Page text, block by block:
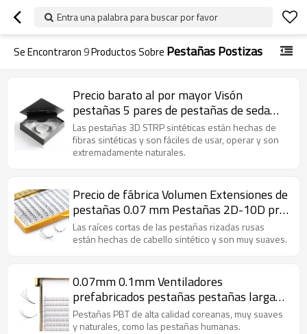
Entra una palabra para buscar por favor
Se Encontraron9Productos Sobre Pestañas Postizas
Precio barato al por mayor Visón
pestañas 5 pares de pestañas de seda
premium pestañas sintéticas
Las pestañas 3D STRP sintéticas están hechas de
fibras sintéticas y son fáciles de usar, operar y son
extremadamente naturales.
Precio de fábrica Volumen Extensiones de
pestañas 0.07 mm Pestañas 2D-10D pre
ventiladas
Las raíces cortas de las pestañas rizadas rusas
están hechas de cabello sintético y son muy suaves.
0.07mm 0.1mm Ventiladores
prefabricados pestañas pestañas largas
raíces falsas pestañas muestras
Pestañas PBT de alta calidad coreanas, muy suaves
y naturales, como las pestañas humanas.